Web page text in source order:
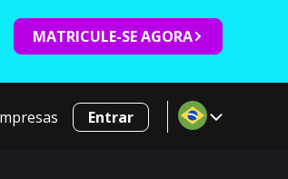
MATRICULE-SE AGORA
Entrar